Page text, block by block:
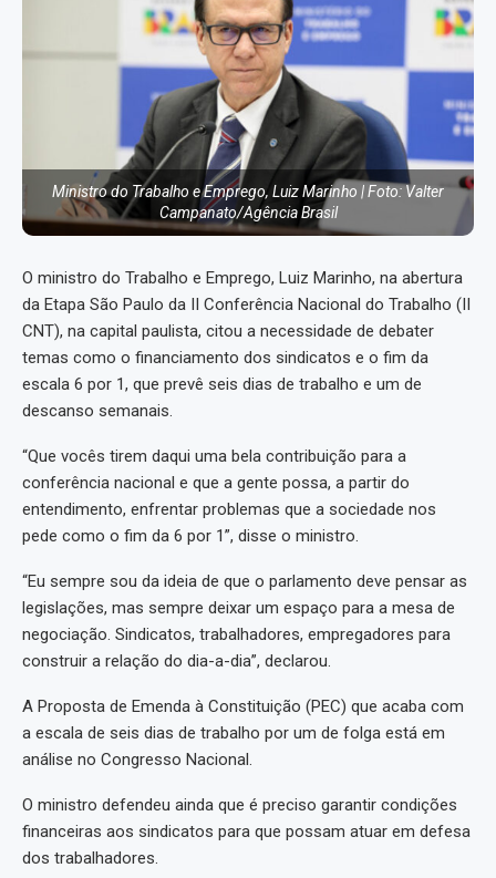
Ministro do Trabalho e Emprego, Luiz Marinho | Foto: Valter
Campanato/Agência Brasil
O ministro do Trabalho e Emprego, Luiz Marinho, na abertura
da Etapa São Paulo da II Conferência Nacional do Trabalho (II
CNT), na capital paulista, citou a necessidade de debater
temas como o financiamento dos sindicatos e o fim da
escala 6 por 1, que prevê seis dias de trabalho e um de
descanso semanais.
“Que vocês tirem daqui uma bela contribuição para a
conferência nacional e que a gente possa, a partir do
entendimento, enfrentar problemas que a sociedade nos
pede como o fim da 6 por 1”, disse o ministro.
“Eu sempre sou da ideia de que o parlamento deve pensar as
legislações, mas sempre deixar um espaço para a mesa de
negociação. Sindicatos, trabalhadores, empregadores para
construir a relação do dia-a-dia”, declarou.
A Proposta de Emenda à Constituição (PEC) que acaba com
a escala de seis dias de trabalho por um de folga está em
análise no Congresso Nacional.
O ministro defendeu ainda que é preciso garantir condições
financeiras aos sindicatos para que possam atuar em defesa
dos trabalhadores.